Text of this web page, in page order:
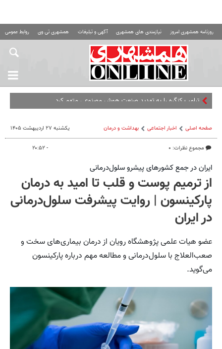
روزنامه همشهری امروز نیازمندی های همشهری آگهی و تبلیغات همشهری تی وی روابط عمومی
س
صفحه اصلی اخبار اجتماعی بهداشت و درمان
مجموع نظرات: ۰
یکشنبه ۲۷ اردیبهشت ۱۴۰۵
- ۲۰:۵۲
ایران در جمع کشورهای پیشرو سلول‌درمانی
از ترمیم پوست و قلب تا امید به درمان
پارکینسون | روایت پیشرفت سلول‌درمانی
در ایران
عضو هیات علمی پژوهشگاه رویان از درمان بیماری‌های سخت و
صعب‌العلاج با سلول‌درمانی و مطالعه مهم درباره پارکینسون
می‌گوید.